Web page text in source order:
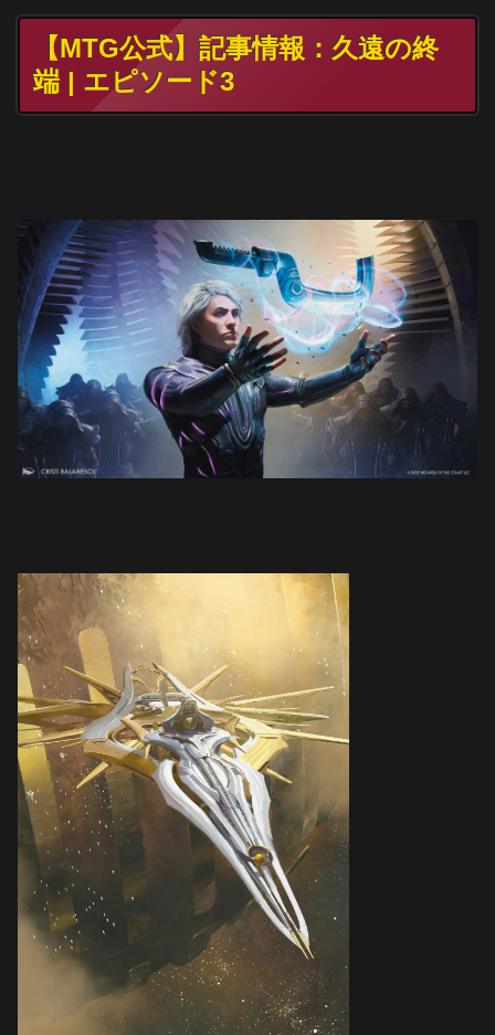
【MTG公式】記事情報：久遠の終
端 | エピソード3